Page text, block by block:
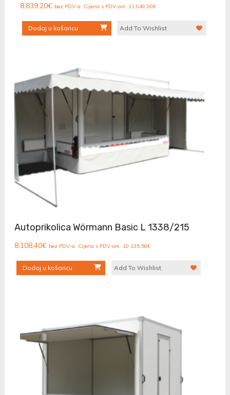
8.839,20€ bez PDV-a. Cijena s PDV-om: 11.049,00€
Dodaj u košaricu Add To Wishlist
Autoprikolica Wörmann Basic L 1338/215
8.108,40€ bez PDV-a. Cijena s PDV-om: 10.135,50€
Dodaj u košaricu Add To Wishlist